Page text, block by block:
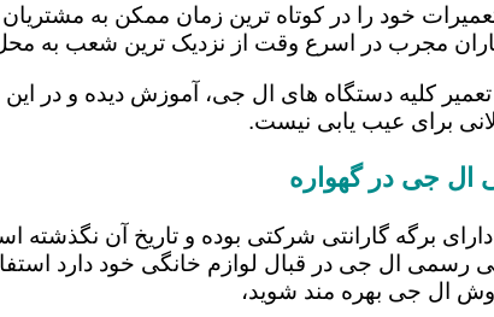
خود را در کوتاه ترین زمان ممکن به
مجرب در اسرع وقت از نزدیک ترین شعب به
تعمیر کلیه دستگاه های ال جی، آموزش دیده و در
برای عیب یابی نیست.
ال جی در گهواره
برگه گارانتی شرکتی بوده و تاریخ آن
رسمی ال جی در قبال لوازم خانگی خود دارد
ال جی بهره مند شوید،